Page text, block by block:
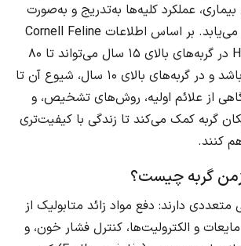
عملکرد کلیه‌ها به‌تدریج و به‌صورت
برگشت‌ناپذیر کاهش می‌یابد. بر اساس اطلاعات Cornell Feline
Health Center، CKD در گربه‌های بالای ۱۵ سال می‌تواند تا ۸۰
درصد شیوع داشته باشد و در گربه‌های بالای ۱۰ سال، شیوع آن تا
از علائم اولیه، روش‌های تشخیص، و
گربه کمک می‌کند تا زندگی با کیفیت‌تری
کنند.
گربه چیست؟
دارند: دفع مواد زائد متابولیک از
و الکترولیت‌ها، کنترل فشار خون، و